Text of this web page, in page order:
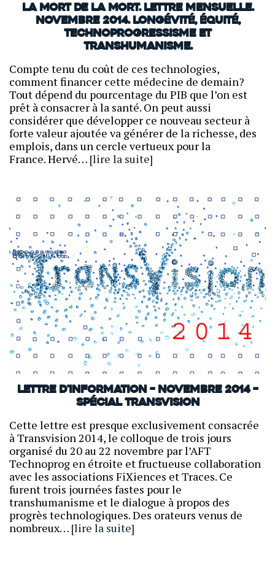
La mort de la mort. Lettre mensuelle.
Novembre 2014. Longévité, équité,
technoprogressisme et
transhumanisme.
Compte tenu du coût de ces technologies,
comment financer cette médecine de demain?
Tout dépend du pourcentage du PIB que l’on est
prêt à consacrer à la santé. On peut aussi
considérer que développer ce nouveau secteur à
forte valeur ajoutée va générer de la richesse, des
emplois, dans un cercle vertueux pour la
France. Hervé… [lire la suite]
Lettre d'information – Novembre 2014 –
Spécial Transvision
Cette lettre est presque exclusivement consacrée
à Transvision 2014, le colloque de trois jours
organisé du 20 au 22 novembre par l’AFT
Technoprog en étroite et fructueuse collaboration
avec les associations FiXiences et Traces. Ce
furent trois journées fastes pour le
transhumanisme et le dialogue à propos des
progrès technologiques. Des orateurs venus de
nombreux… [lire la suite]